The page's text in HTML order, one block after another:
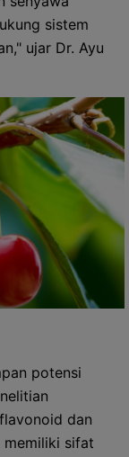
sistem
ujar Dr. Ayu
potensi
dan
memiliki sifat